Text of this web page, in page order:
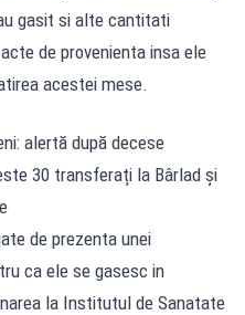
gasit si alte cantitati
de provenienta insa ele
acestei mese.
alertă după decese
30 transferați la Bârlad și
de prezenta unei
ca ele se gasesc in
la Institutul de Sanatate